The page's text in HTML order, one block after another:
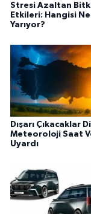
Stresi Azaltan
Etkileri: Hangisi Ne
Yarıyor?
Dışarı Çıkacaklar
Meteoroloji Saat
Uyardı